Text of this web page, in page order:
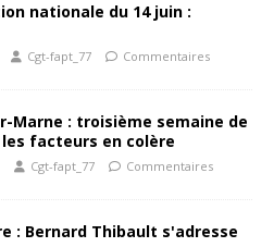
nationale du 14 juin :
Cgt-fapt_77
Commentaires
Marne : troisième semaine de
facteurs en colère
Cgt-fapt_77
Commentaires
: Bernard Thibault s'adresse